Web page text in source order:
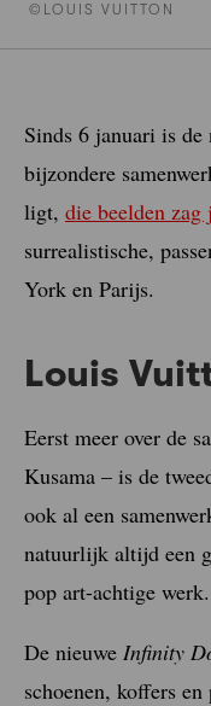
©LOUIS VUITTON
Sinds 6 januari is
bijzondere
ligt, die beelden zag
surrealistische,
York en Parijs.
Louis
Eerst meer over de
Kusama – is de
ook al een
natuurlijk altijd een
pop art-achtige werk.
De nieuwe Infinity
schoenen, koffers